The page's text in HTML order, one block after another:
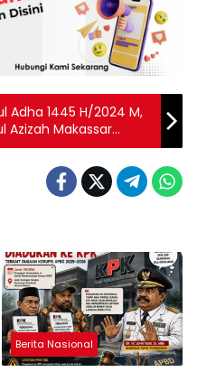
Adha 1445 H/2024 M,
Azizah Makassar
Hewan Qurban
Berita Nasional